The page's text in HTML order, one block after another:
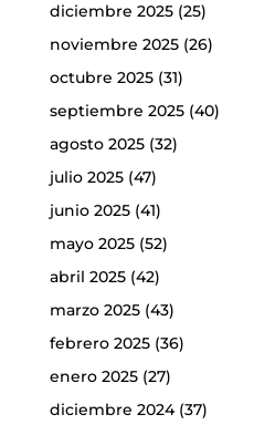
diciembre 2025(25)
noviembre 2025(26)
octubre 2025(31)
septiembre 2025(40)
agosto 2025(32)
julio 2025(47)
junio 2025(41)
mayo 2025(52)
abril 2025(42)
marzo 2025(43)
febrero 2025(36)
enero 2025(27)
diciembre 2024(37)